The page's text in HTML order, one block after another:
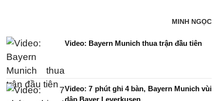
MINH NGỌC
Video: Bayern Munich thua trận đầu tiên
Video: 7 phút ghi 4 bàn, Bayern Munich vùi
dập Bayer Leverkusen